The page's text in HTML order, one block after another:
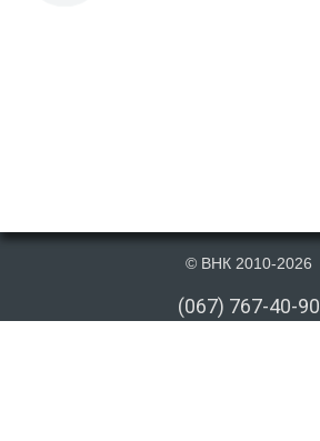
© ВНК 2010-2026
(067) 767-40-90